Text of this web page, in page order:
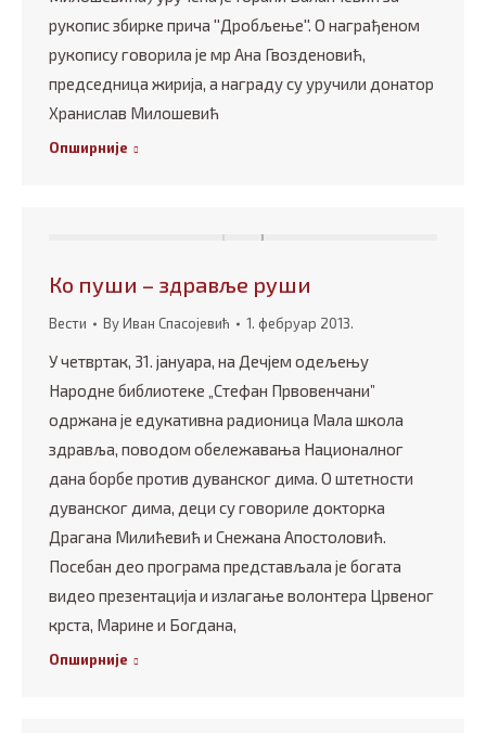
рукопис збирке прича ''Дробљење''. О награђеном
рукопису говорила је мр Ана Гвозденовић,
председница жирија, а награду су уручили донатор
Хранислав Милошевић
Опширније
Ко пуши – здравље руши
Вести ByИван Спасојевић 1. фебруар 2013.
У четвртак, 31. јануара, на Дечјем одељењу
Народне библиотеке „Стефан Првовенчани”
одржана је едукативна радионица Мала школа
здравља, поводом обележавања Националног
дана борбе против дуванског дима. О штетности
дуванског дима, деци су говориле докторка
Драгана Милићевић и Снежана Апостоловић.
Посебан део програма представљала је богата
видео презентација и излагање волонтера Црвеног
крста, Марине и Богдана,
Опширније